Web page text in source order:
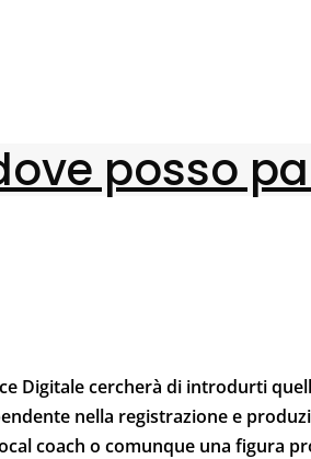
posso
Digitale cercherà di introdurti
nella registrazione e
coach o comunque una figura